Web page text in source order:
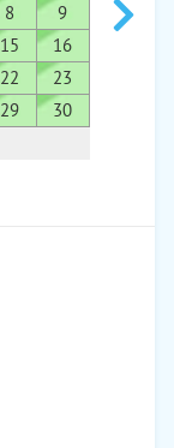
8
9
15
16
22
23
29
30
7